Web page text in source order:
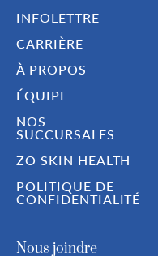
INFOLETTRE
CARRIÈRE
À PROPOS
ÉQUIPE
NOS
SUCCURSALES
ZO SKIN HEALTH
POLITIQUE DE
CONFIDENTIALITÉ
Nous joindre